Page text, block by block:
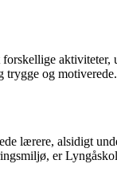
aktiviteter,
trygge og motiverede.
lærere, alsidigt
er